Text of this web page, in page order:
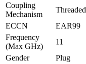
Coupling
Mechanism
Threaded
ECCN
EAR99
Frequency
(Max GHz)
11
Gender
Plug